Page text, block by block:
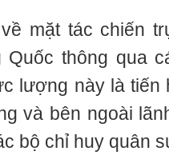
mặt tác chiến
Quốc thông qua
lượng này là tiến
và bên ngoài
bộ chỉ huy quân